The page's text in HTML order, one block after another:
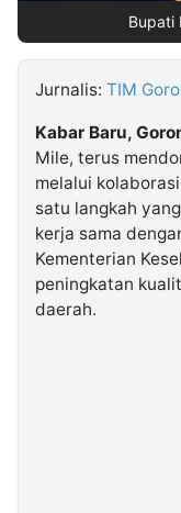
Kabarbaru.co
2026
Bupati
Jurnalis: TIM
Kabar Baru,
Mile, terus
melalui
satu langkah
kerja sama
Kementerian
peningkatan
daerah.